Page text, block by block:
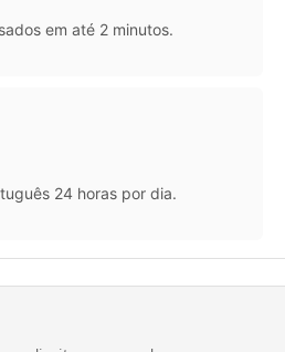
em até 2 minutos.
24 horas por dia.